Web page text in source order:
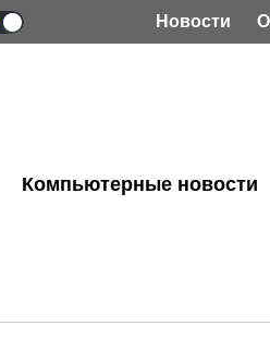
Новости
Компьютерные новости